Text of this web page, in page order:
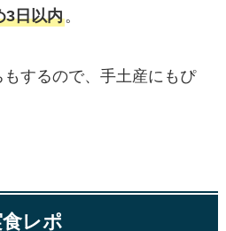
3日以内。
するので、手土産にもぴ
レポ